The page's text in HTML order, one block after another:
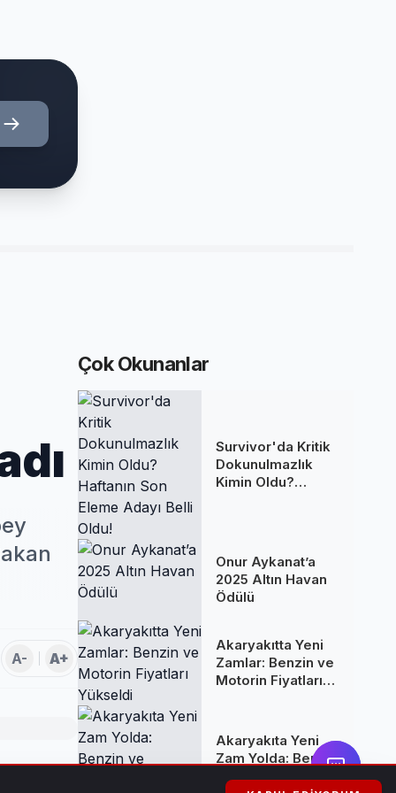
A- A+
Çok Okunanlar
Survivor'da Kritik
Dokunulmazlık
Kimin Oldu?
Onur Aykanat’a
2025 Altın Havan
Ödülü
Akaryakıtta Yeni
Zamlar: Benzin ve
Motorin Fiyatları
Akaryakıta Yeni
Zam Yolda: Benzin
ve Motorine